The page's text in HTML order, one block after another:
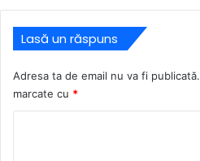
Lasă un răspuns
Adresa ta de email nu va fi publicată.
marcate cu *